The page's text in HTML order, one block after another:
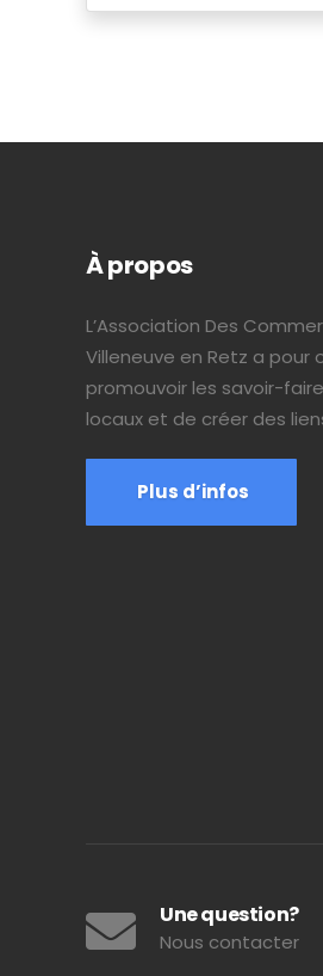
À propos
L’Association Des
Villeneuve en Retz a pour
promouvoir les savoir-
locaux et de créer des
Plus d’infos
Une question?
Nous contacter